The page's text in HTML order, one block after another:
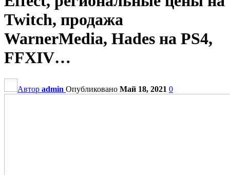
Twitch, продажа
WarnerMedia, Hades на PS4,
FFXIV…
Автор admin Опубликовано Май 18, 2021 0